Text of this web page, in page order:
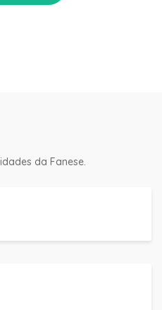
da Fanese.